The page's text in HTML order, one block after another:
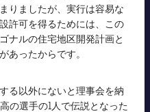
りましたが、実行は容易な
許可を得るためには、この
ナルの住宅地区開発計画と
あったからです。
る以外にないと理事会を納
の選手の1人で伝説となった